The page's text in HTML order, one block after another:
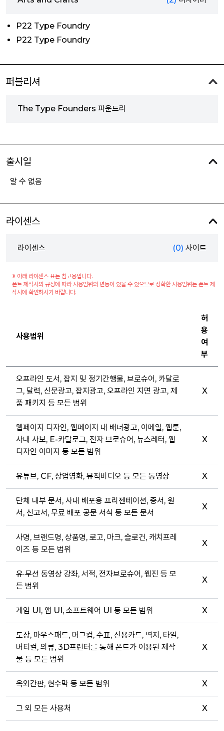
P22 Type Foundry
P22 Type Foundry
퍼블리셔
The Type Founders 파운드리
출시일
알 수 없음
라이센스
라이센스 (0) 사이트
※ 아래 라이센스 표는 참고용입니다.
폰트 제작사의 규정에 따라 사용범위의 변동이 있을 수 있으므로 정확한 사용범위는 폰트 제
작사에 확인하시기 바랍니다.
사용범위
허
용
여
부
오프라인 도서, 잡지 및 정기간행물, 브로슈어, 카달로
그, 달력, 신문광고, 잡지광고, 오프라인 지면 광고, 제
품 패키지 등 모든 범위
X
웹페이지 디자인, 웹페이지 내 배너광고, 이메일, 웹툰,
사내 사보, E-카탈로그, 전자 브로슈어, 뉴스레터, 웹
디자인 이미지 등 모든 범위
X
유튜브, CF, 상업영화, 뮤직비디오 등 모든 동영상 X
단체 내부 문서, 사내 배포용 프리젠테이션, 증서, 원
서, 신고서, 무료 배포 공문 서식 등 모든 문서
X
사명, 브랜드명, 상품명, 로고, 마크, 슬로건, 캐치프레
이즈 등 모든 범위
X
유·무선 동영상 강좌, 서적, 전자브로슈어, 웹진 등 모
든 범위
X
게임 UI, 앱 UI, 소프트웨어 UI 등 모든 범위 X
도장, 마우스패드, 머그컵, 수표, 신용카드, 벽지, 타일,
버티컬, 의류, 3D프린터를 통해 폰트가 이용된 제작
물 등 모든 범위
X
옥외간판, 현수막 등 모든 범위 X
그 외 모든 사용처 X